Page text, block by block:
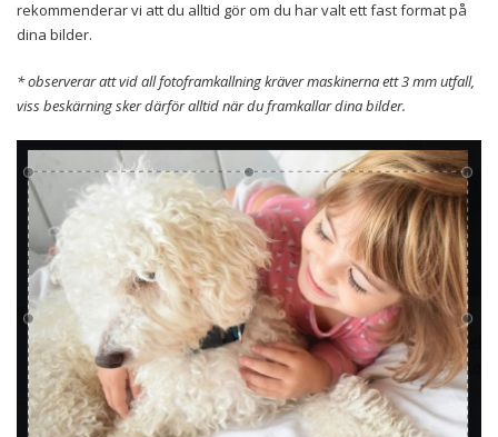
rekommenderar vi att du alltid gör om du har valt ett fast format på
dina bilder.
* observerar att vid all fotoframkallning kräver maskinerna ett 3 mm utfall,
viss beskärning sker därför alltid när du framkallar dina bilder.